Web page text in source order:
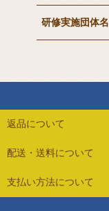
研修実施団体名
返品について
配送・送料について
支払い方法について